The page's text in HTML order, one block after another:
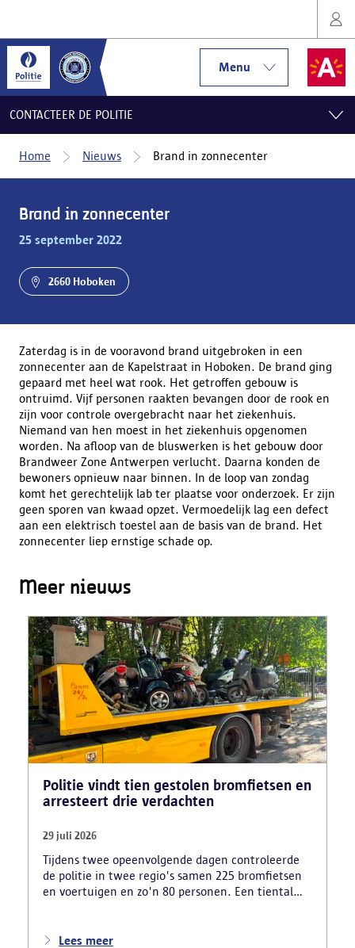
Menu
CONTACTEER DE POLITIE
Home Nieuws Brand in zonnecenter
Brand in zonnecenter
25 september 2022
2660 Hoboken
Zaterdag is in de vooravond brand uitgebroken in een
zonnecenter aan de Kapelstraat in Hoboken. De brand ging
gepaard met heel wat rook. Het getroffen gebouw is
ontruimd. Vijf personen raakten bevangen door de rook en
zijn voor controle overgebracht naar het ziekenhuis.
Niemand van hen moest in het ziekenhuis opgenomen
worden. Na afloop van de bluswerken is het gebouw door
Brandweer Zone Antwerpen verlucht. Daarna konden de
bewoners opnieuw naar binnen. In de loop van zondag
komt het gerechtelijk lab ter plaatse voor onderzoek. Er zijn
geen sporen van kwaad opzet. Vermoedelijk lag een defect
aan een elektrisch toestel aan de basis van de brand. Het
zonnecenter liep ernstige schade op.
Meer nieuws
Politie vindt tien gestolen bromfietsen en
arresteert drie verdachten
29 juli 2026
Tijdens twee opeenvolgende dagen controleerde
de politie in twee regio's samen 225 bromfietsen
en voertuigen en zo'n 80 personen. Een tiental
beslag genomen. Daarnaast arresteerde de politie
Lees meer